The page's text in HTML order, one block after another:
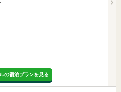
の宿泊プランを見る